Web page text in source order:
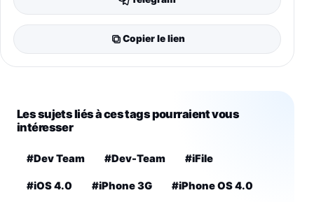
Copier le lien
Les sujets liés à ces tags pourraient vous
intéresser
#Dev Team #Dev-Team #iFile
#iOS 4.0 #iPhone 3G #iPhone OS 4.0